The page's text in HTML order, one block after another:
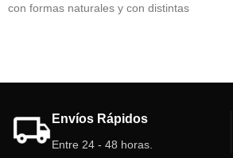
con formas naturales y con distintas
Características Hormiguero 3D con
Tamaño hormiguero: 10 cm x 15 cm
Tamaño Forrajeo: 9 cm x 5 cm
Envíos Rápidos
Entre 24 - 48 horas.